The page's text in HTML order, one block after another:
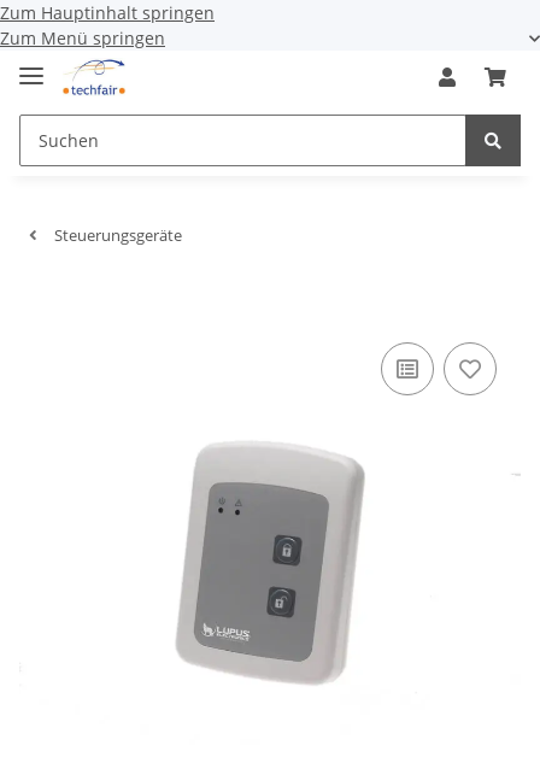
Zum Hauptinhalt springen
Zum Menü springen
Steuerungsgeräte